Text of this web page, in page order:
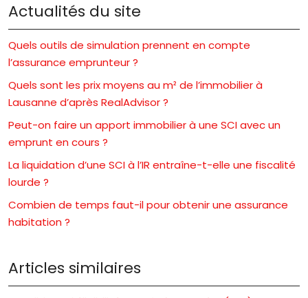
Actualités du site
Quels outils de simulation prennent en compte
l’assurance emprunteur ?
Quels sont les prix moyens au m² de l’immobilier à
Lausanne d’après RealAdvisor ?
Peut-on faire un apport immobilier à une SCI avec un
emprunt en cours ?
La liquidation d’une SCI à l’IR entraîne-t-elle une fiscalité
lourde ?
Combien de temps faut-il pour obtenir une assurance
habitation ?
Articles similaires